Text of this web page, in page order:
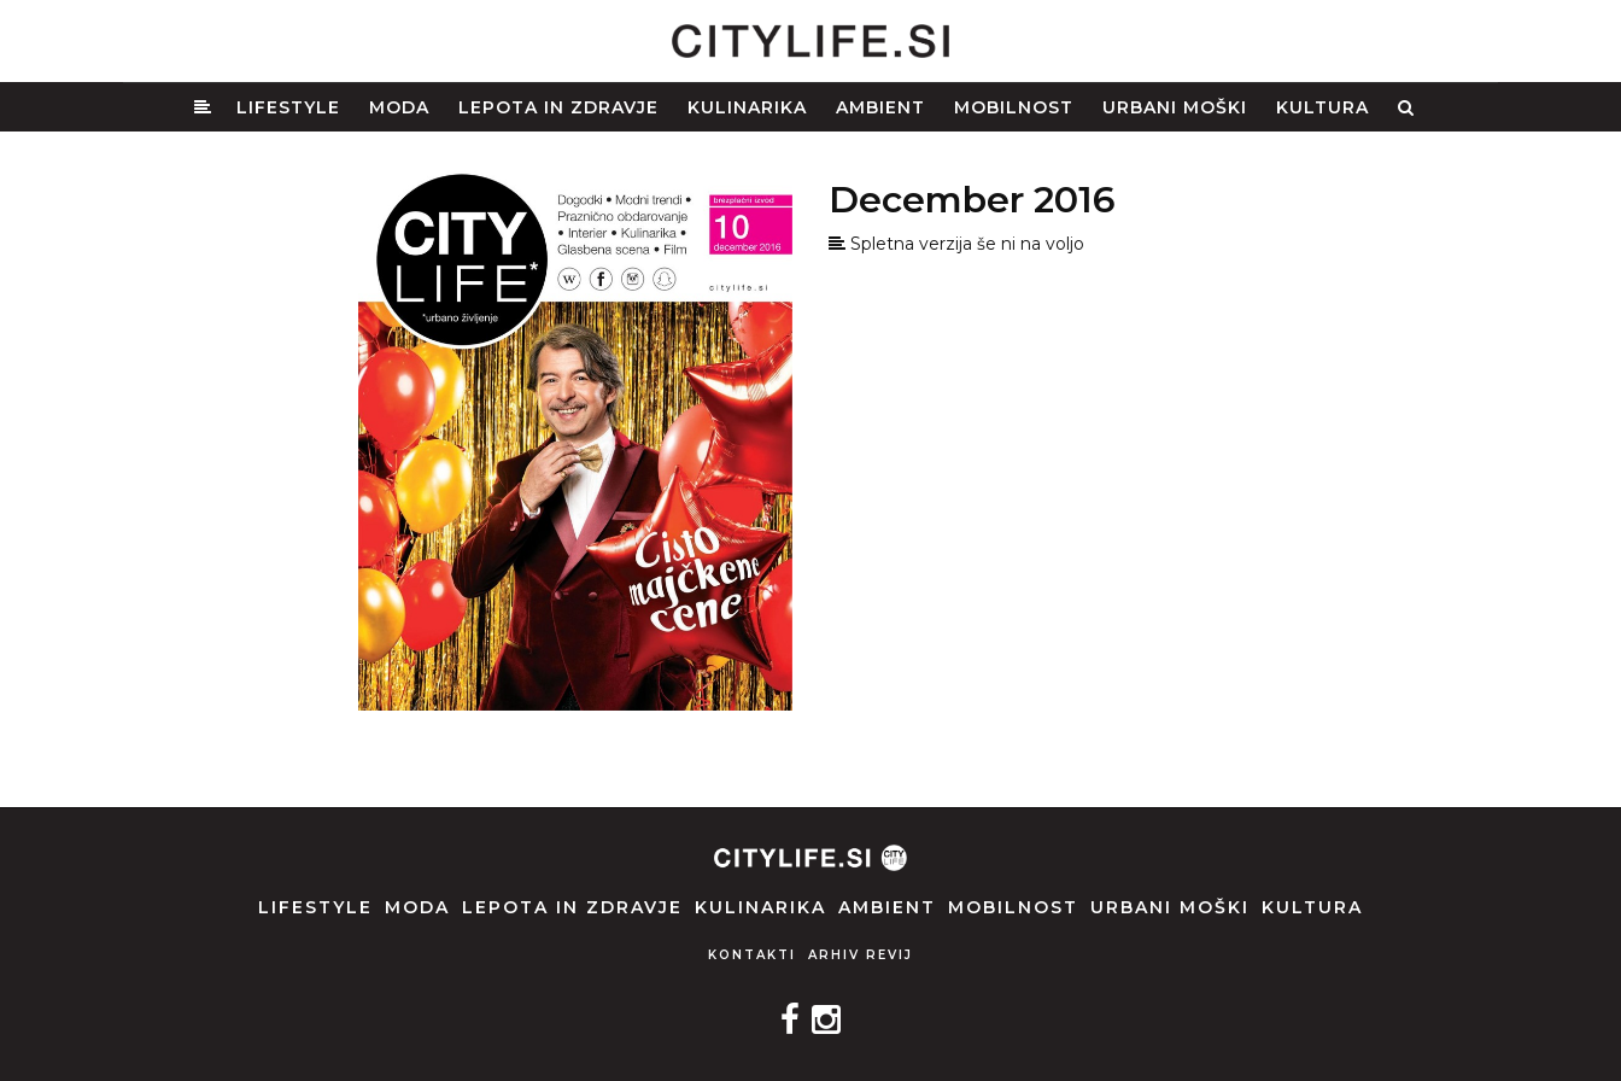
LIFESTYLE MODA LEPOTA IN ZDRAVJE KULINARIKA AMBIENT MOBILNOST URBANI MOŠKI KULTURA
December 2016
Spletna verzija še ni na voljo
LIFESTYLE MODA LEPOTA IN ZDRAVJE KULINARIKA AMBIENT MOBILNOST URBANI MOŠKI KULTURA
KONTAKTI ARHIV REVIJ